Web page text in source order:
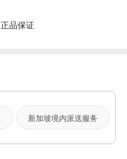
正品保证
新加坡境内派送服务